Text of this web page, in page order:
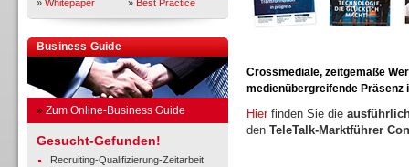
» Whitepaper » Best Practice
Business Guide
» Zum Online-Business Guide
Gesucht-Gefunden!
Recruiting-Qualifizierung-Zeitarbeit
Crossmediale, zeitgemäße
medienübergreifende Präsenz
Hier finden Sie die
den TeleTalk-Marktführer